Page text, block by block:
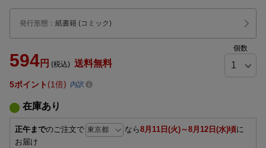
発行形態 ： 紙書籍 (コミック)
594円 (税込) 送料無料
個数
5ポイント 1倍 内訳
在庫あり
正午までのご注文で なら8月11日(火)～8月12日(水)頃に
お届け